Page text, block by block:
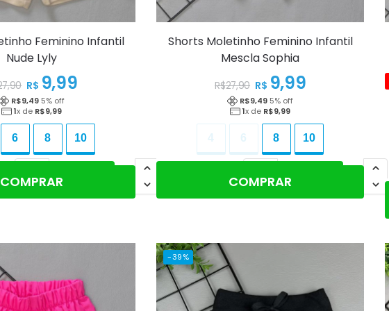
Feminino Infantil
Nude Lyly
R$ 9,99
R$9,49 5% off
1x de R$9,99
6 8 10
ao carrinho
COMPRAR
Shorts Moletinho Feminino Infantil
Mescla Sophia
R$27,90 R$ 9,99
R$9,49 5% off
1x de R$9,99
4 6 8 10
Adicionar ao carrinho
COMPRAR
-39%